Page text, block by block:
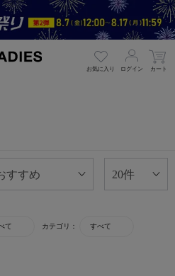
お気に入り ログイン カート
て カテゴリ： すべて